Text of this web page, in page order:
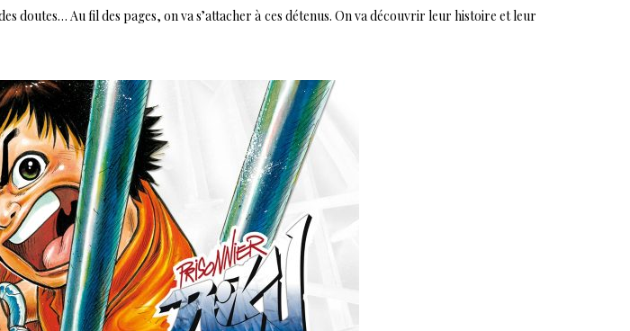
doutes… Au fil des pages, on va s’attacher à ces détenus. On va découvrir leur histoire et leur